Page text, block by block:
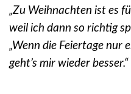
„Zu Weihnachten ist es
weil ich dann so richtig
„Wenn die Feiertage nur
geht’s mir wieder besser.“